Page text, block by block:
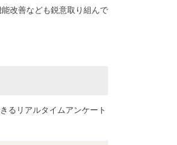
改善なども鋭意取り組んで
るリアルタイムアンケート